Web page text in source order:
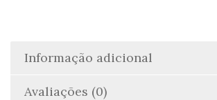
Informação adicional
Avaliações (0)